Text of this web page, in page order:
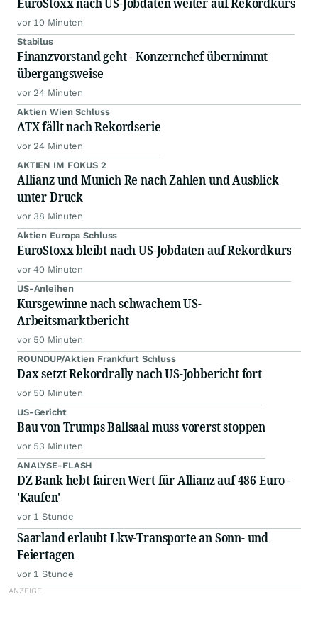
vor 10 Minuten
Stabilus
Finanzvorstand geht - Konzernchef übernimmt
übergangsweise
vor 24 Minuten
Aktien Wien Schluss
ATX fällt nach Rekordserie
vor 24 Minuten
AKTIEN IM FOKUS 2
Allianz und Munich Re nach Zahlen und Ausblick
unter Druck
vor 38 Minuten
Aktien Europa Schluss
EuroStoxx bleibt nach US-Jobdaten auf Rekordkurs
vor 40 Minuten
US-Anleihen
Kursgewinne nach schwachem US-
Arbeitsmarktbericht
vor 50 Minuten
ROUNDUP/Aktien Frankfurt Schluss
Dax setzt Rekordrally nach US-Jobbericht fort
vor 50 Minuten
US-Gericht
Bau von Trumps Ballsaal muss vorerst stoppen
vor 53 Minuten
ANALYSE-FLASH
DZ Bank hebt fairen Wert für Allianz auf 486 Euro -
'Kaufen'
vor 1 Stunde
Saarland erlaubt Lkw-Transporte an Sonn- und
Feiertagen
vor 1 Stunde